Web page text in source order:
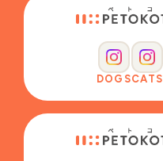
DOGSCATS